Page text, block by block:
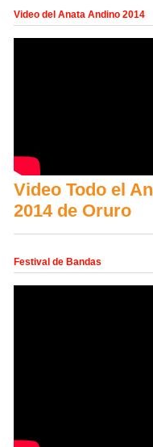
Video del Anata Andino 2014
Video Todo el
2014 de Oruro
Festival de Bandas